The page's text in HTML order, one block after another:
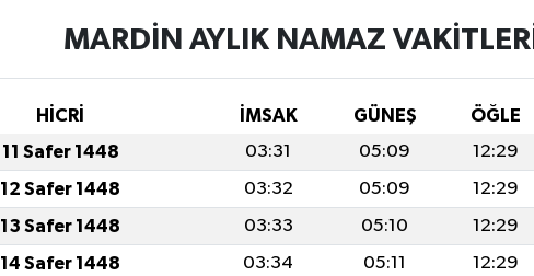
MARDİN AYLIK NAMAZ VAKITLERI
HİCRİ İMSAK GÜNEŞ ÖĞLE
11 Safer 1448 03:31 05:09 12:29
12 Safer 1448 03:32 05:09 12:29
13 Safer 1448 03:33 05:10 12:29
14 Safer 1448 03:34 05:11 12:29